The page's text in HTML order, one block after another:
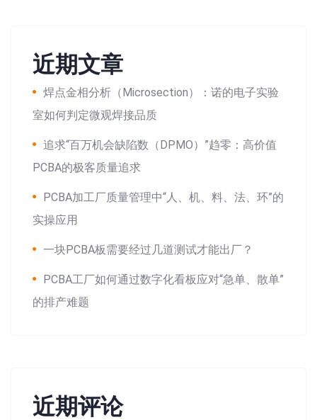
近期文章
焊点金相分析（Microsection）：诺的电子实验
室如何判定微观焊接品质
追求“百万机会缺陷数（DPMO）”趋零：高价值
PCBA的极客质量追求
PCBA加工厂质量管理中“人、机、料、法、环”的
实操应用
一块PCBA板需要经过几道测试才能出厂？
PCBA工厂如何通过数字化看板应对“急单、散单”
的排产难题
近期评论